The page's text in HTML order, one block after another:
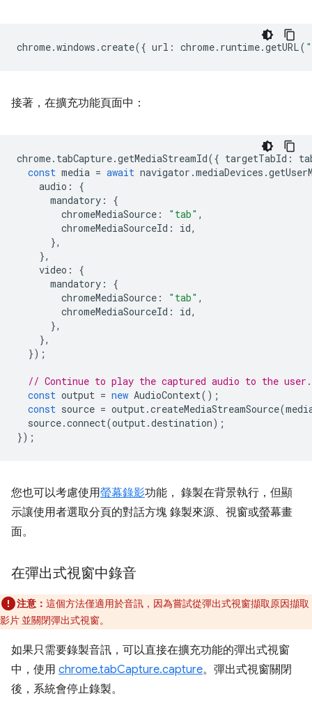
chrome.windows .create({ url : chrome. runtime.getURL(
接著，在擴充功能頁面中：
chrome. tabCapture.getMediaStreamId({ targetTabId :
const media = await navigator .mediaDevices .
audio :
{
mandatory :
{
chromeMediaSource : "tab" ,
chromeMediaSourceId : id,
},
},
video :
{
mandatory :
{
chromeMediaSource : "tab" ,
chromeMediaSourceId : id,
},
},
});
// Continue to play the captured audio to the user.
const output = new AudioContext();
const source = output .createMediaStreamSource(
source.connect(output .destination);
});
您也可以考慮使用螢幕錄影功能， 錄製在背景執行，但顯
示讓使用者選取分頁的對話方塊 錄製來源、視窗或螢幕畫
面。
在彈出式視窗中錄音
注意： 這個方法僅適用於音訊，因為嘗試從彈出式視窗擷取原因擷取
影片 並關閉彈出式視窗。
如果只需要錄製音訊，可以直接在擴充功能的彈出式視窗
中，使用 chrome.tabCapture.capture。彈出式視窗關閉
後，系統會停止錄製。